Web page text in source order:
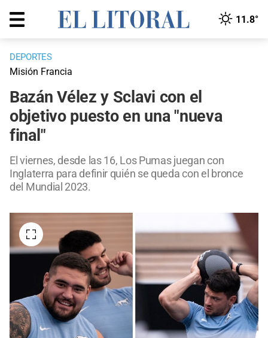
11.8°
DEPORTES
Misión Francia
Bazán Vélez y Sclavi con el
objetivo puesto en una "nueva
final"
El viernes, desde las 16, Los Pumas juegan con
Inglaterra para definir quién se queda con el bronce
del Mundial 2023.